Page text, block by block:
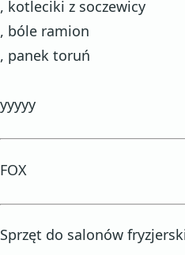
, kotleciki z soczewicy
, bóle ramion
, panek toruń
yyyyy
FOX
Sprzęt do salonów